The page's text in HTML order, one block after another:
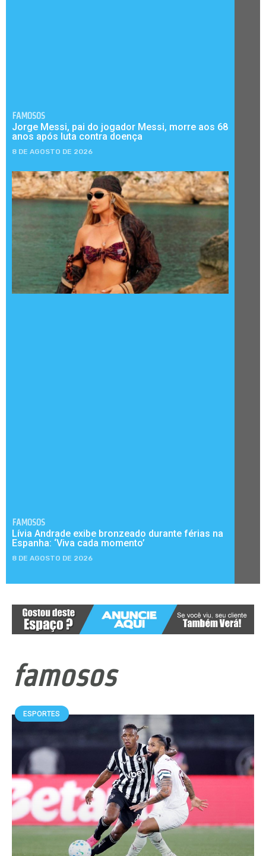
FAMOSOS
Jorge Messi, pai do jogador Messi, morre aos 68
anos após luta contra doença
8 DE AGOSTO DE 2026
FAMOSOS
Lívia Andrade exibe bronzeado durante férias na
Espanha: ‘Viva cada momento’
8 DE AGOSTO DE 2026
famosos
ESPORTES